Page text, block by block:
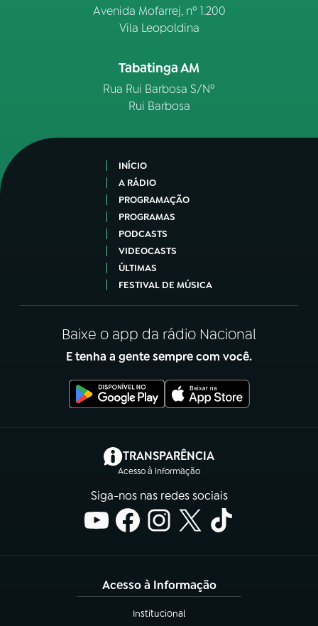
Avenida Mofarrej, nº 1.200
Vila Leopoldina
Tabatinga AM
Rua Rui Barbosa S/Nº
Rui Barbosa
INÍCIO
A RÁDIO
PROGRAMAÇÃO
PROGRAMAS
PODCASTS
VIDEOCASTS
ÚLTIMAS
FESTIVAL DE MÚSICA
Baixe o app da rádio Nacional
E tenha a gente sempre com você.
TRANSPARÊNCIA
Acesso à Informação
(abre em nova aba)
Siga-nos nas redes sociais
Acesso à Informação
Institucional
(abre em nova aba)